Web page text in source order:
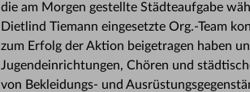
die am Morgen gestellte Städteaufgabe
Dietlind Tiemann eingesetzte Org.-Team
zum Erfolg der Aktion beigetragen haben
Jugendeinrichtungen, Chören und
von Bekleidungs- und